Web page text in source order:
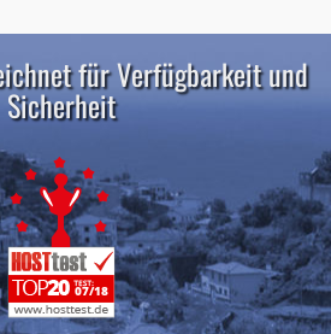
für Verfügbarkeit und
Sicherheit